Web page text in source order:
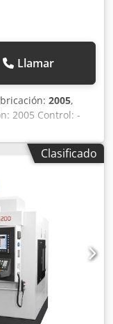
Llamar
2005,
2005 Control: -
- Velocidad
BT40
Cambio
en el almacén
mm
refrigerante: 20
de virutas
Clasificado